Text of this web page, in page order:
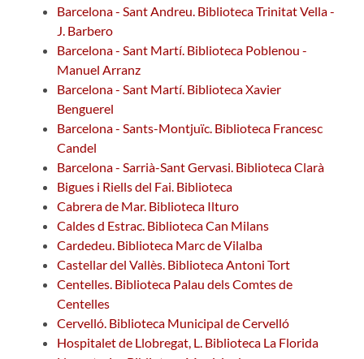
Barcelona - Sant Andreu. Biblioteca Trinitat Vella -
J. Barbero
Barcelona - Sant Martí. Biblioteca Poblenou -
Manuel Arranz
Barcelona - Sant Martí. Biblioteca Xavier
Benguerel
Barcelona - Sants-Montjuïc. Biblioteca Francesc
Candel
Barcelona - Sarrià-Sant Gervasi. Biblioteca Clarà
Bigues i Riells del Fai. Biblioteca
Cabrera de Mar. Biblioteca Ilturo
Caldes d Estrac. Biblioteca Can Milans
Cardedeu. Biblioteca Marc de Vilalba
Castellar del Vallès. Biblioteca Antoni Tort
Centelles. Biblioteca Palau dels Comtes de
Centelles
Cervelló. Biblioteca Municipal de Cervelló
Hospitalet de Llobregat, L. Biblioteca La Florida